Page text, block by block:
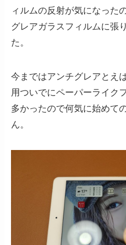
ィルムの反射が気になった
グレアガラスフィルムに張
た。
今まではアンチグレアとえ
用ついでにペーパーライク
多かったので何気に始めて
ん。